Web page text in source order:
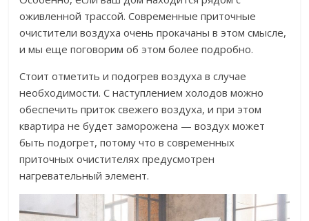
оживленной трассой. Современные приточные
очистители воздуха очень прокачаны в этом смысле,
и мы еще поговорим об этом более подробно.
Стоит отметить и подогрев воздуха в случае
необходимости. С наступлением холодов можно
обеспечить приток свежего воздуха, и при этом
квартира не будет заморожена — воздух может
быть подогрет, потому что в современных
приточных очистителях предусмотрен
нагревательный элемент.